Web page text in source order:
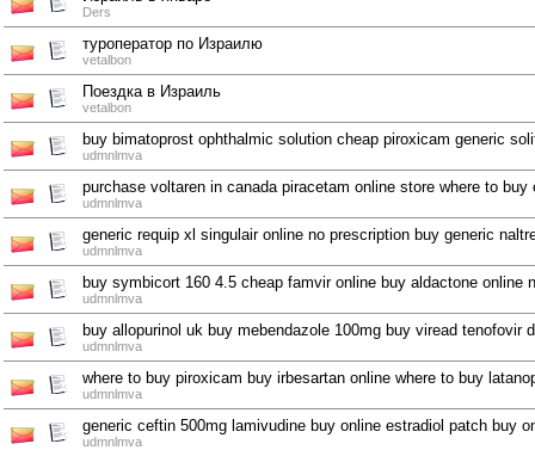
Ders
туроператор по Израилю
vetalbon
Поездка в Израиль
vetalbon
buy bimatoprost ophthalmic solution cheap piroxicam generic
udmnlmva
purchase voltaren in canada piracetam online store where to buy
udmnlmva
generic requip xl singulair online no prescription buy generic
udmnlmva
buy symbicort 160 4.5 cheap famvir online buy aldactone online
udmnlmva
buy allopurinol uk buy mebendazole 100mg buy viread tenofovir
udmnlmva
where to buy piroxicam buy irbesartan online where to buy
udmnlmva
generic ceftin 500mg lamivudine buy online estradiol patch buy
udmnlmva